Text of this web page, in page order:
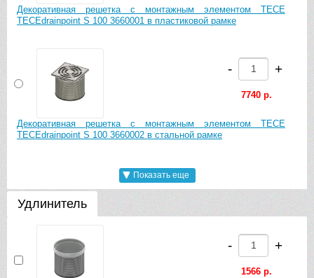
Декоративная решетка с монтажным элементом TECE
TECEdrainpoint S 100 3660001 в пластиковой рамке
Декоративная решетка с монтажным элементом TECE
TECEdrainpoint S 100 3660002 в стальной рамке
- +
7740 р.
Декоративная решетка с монтажным элементом TECE
TECEdrainpoint S 100 3660009 в стальной рамке, с
фиксаторами
9540 р.
Показать еще
Удлинитель
- +
1566 р.